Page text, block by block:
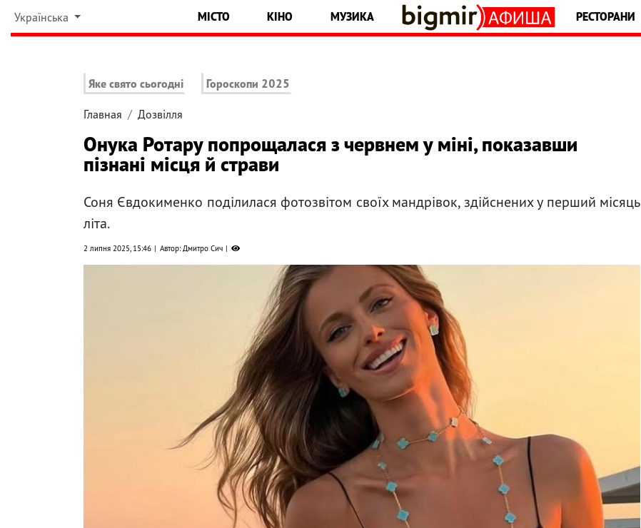
Українська МІСТО КІНО МУЗИКА РЕСТОРАНИ
Яке свято сьогодні Гороскопи 2025
Главная Дозвілля
Онука Ротару попрощалася з червнем у міні, показавши
пізнані місця й страви
Соня Євдокименко поділилася фотозвітом своїх мандрівок, здійснених у перший місяць
літа.
2 липня 2025, 15:46 Автор: Дмитро Сич